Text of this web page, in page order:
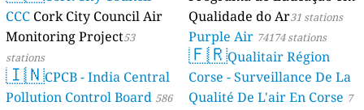
CCC Cork City Council Air
Monitoring Project53
stations
🇮🇳CPCB - India Central
Pollution Control Board 586
Qualidade do Ar31 stations
Purple Air 74174 stations
🇫🇷Qualitair Région
Corse - Surveillance De La
Qualité De L'air En Corse 7